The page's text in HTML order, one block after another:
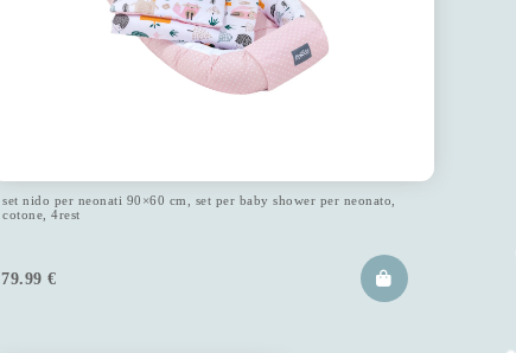
set nido per neonati 90×60 cm, set per baby shower per neonato,
cotone, 4rest
79.99 €